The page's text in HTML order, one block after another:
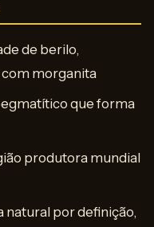
de berilo,
morganita
que forma
produtora mundial
natural por definição,